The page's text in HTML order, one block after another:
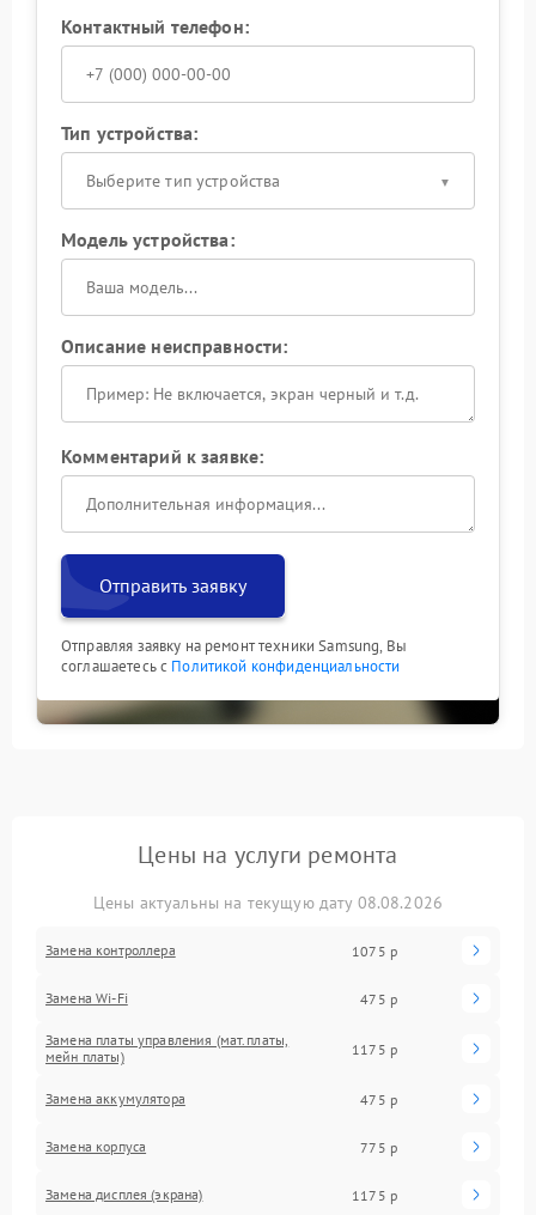
Контактный телефон:
Тип устройства:
Выберите тип устройства
Модель устройства:
Описание неисправности:
Комментарий к заявке:
Отправить заявку
Отправляя заявку на ремонт техники Samsung, Вы
соглашаетесь с Политикой конфиденциальности
Цены на услуги ремонта
Цены актуальны на текущую дату 08.08.2026
Замена контроллера 1075 р
Замена Wi-Fi 475 р
Замена платы управления (мат.платы,
мейн платы)
1175 р
Замена аккумулятора 475 р
Замена корпуса 775 р
Замена дисплея (экрана) 1175 р